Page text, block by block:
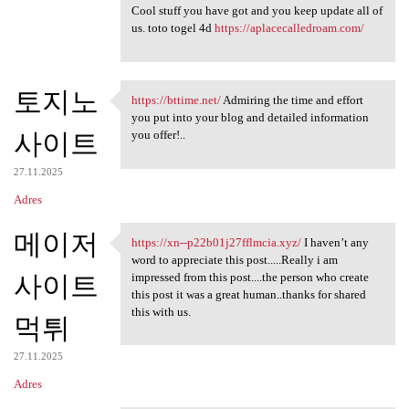
Cool stuff you have got and you keep update all of
us. toto togel 4d https://aplacecalledroam.com/
토지노
사이트
27.11.2025
Adres
https://bttime.net/ Admiring
https://bttime.net/Admiring the time and effort
you put into your blog and detailed information
you offer!..
메이저
사이트
먹튀
27.11.2025
Adres
https://xn--p22b01j27fflmcia
https://xn--p22b01j27fflmcia.xyz/I haven’t any
word to appreciate this post.....Really i am
impressed from this post....the person who create
this post it was a great human..thanks for shared
this with us.